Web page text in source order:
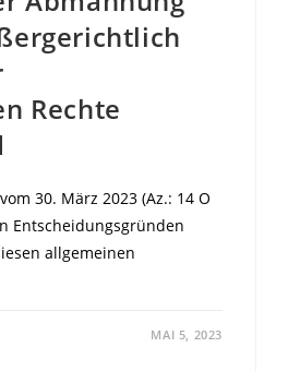
Rechte
30. März 2023 (Az.: 14 O
Entscheidungsgründen
allgemeinen
MAI 5, 2023